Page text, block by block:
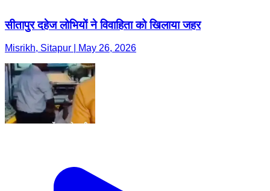
सीतापुर दहेज लोभियों ने विवाहिता को खिलाया जहर
Misrikh, Sitapur | May 26, 2026